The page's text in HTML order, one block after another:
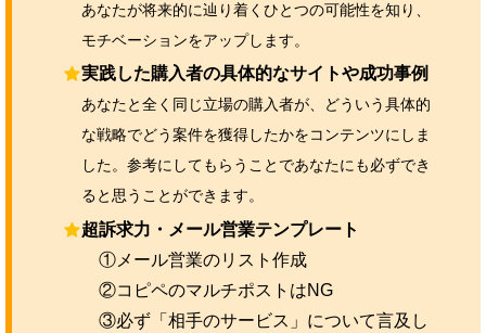
あなたが将来的に辿り着くひとつの可能性を知り、
モチベーションをアップします。
実践した購入者の具体的なサイトや成功事例
あなたと全く同じ立場の購入者が、どういう具体的
な戦略でどう案件を獲得したかをコンテンツにしま
した。参考にしてもらうことであなたにも必ずでき
ると思うことができます。
超訴求力・メール営業テンプレート
①メール営業のリスト作成
②コピペのマルチポストはNG
③必ず「相手のサービス」について言及し